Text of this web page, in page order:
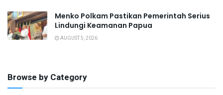
Menko Polkam Pastikan Pemerintah Serius
Lindungi Keamanan Papua
AUGUST 5, 2026
Browse by Category